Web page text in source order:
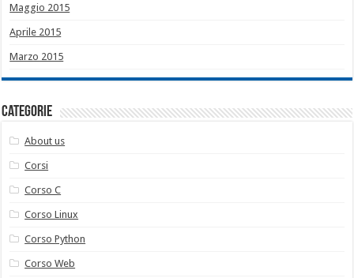
Maggio 2015
Aprile 2015
Marzo 2015
Categorie
About us
Corsi
Corso C
Corso Linux
Corso Python
Corso Web